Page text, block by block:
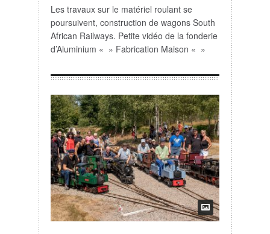
D’HIVER…..
Les travaux sur le matériel roulant se
poursuivent, construction de wagons South
African Railways. Petite vidéo de la fonderie
d’Aluminium « » Fabrication Maison « »